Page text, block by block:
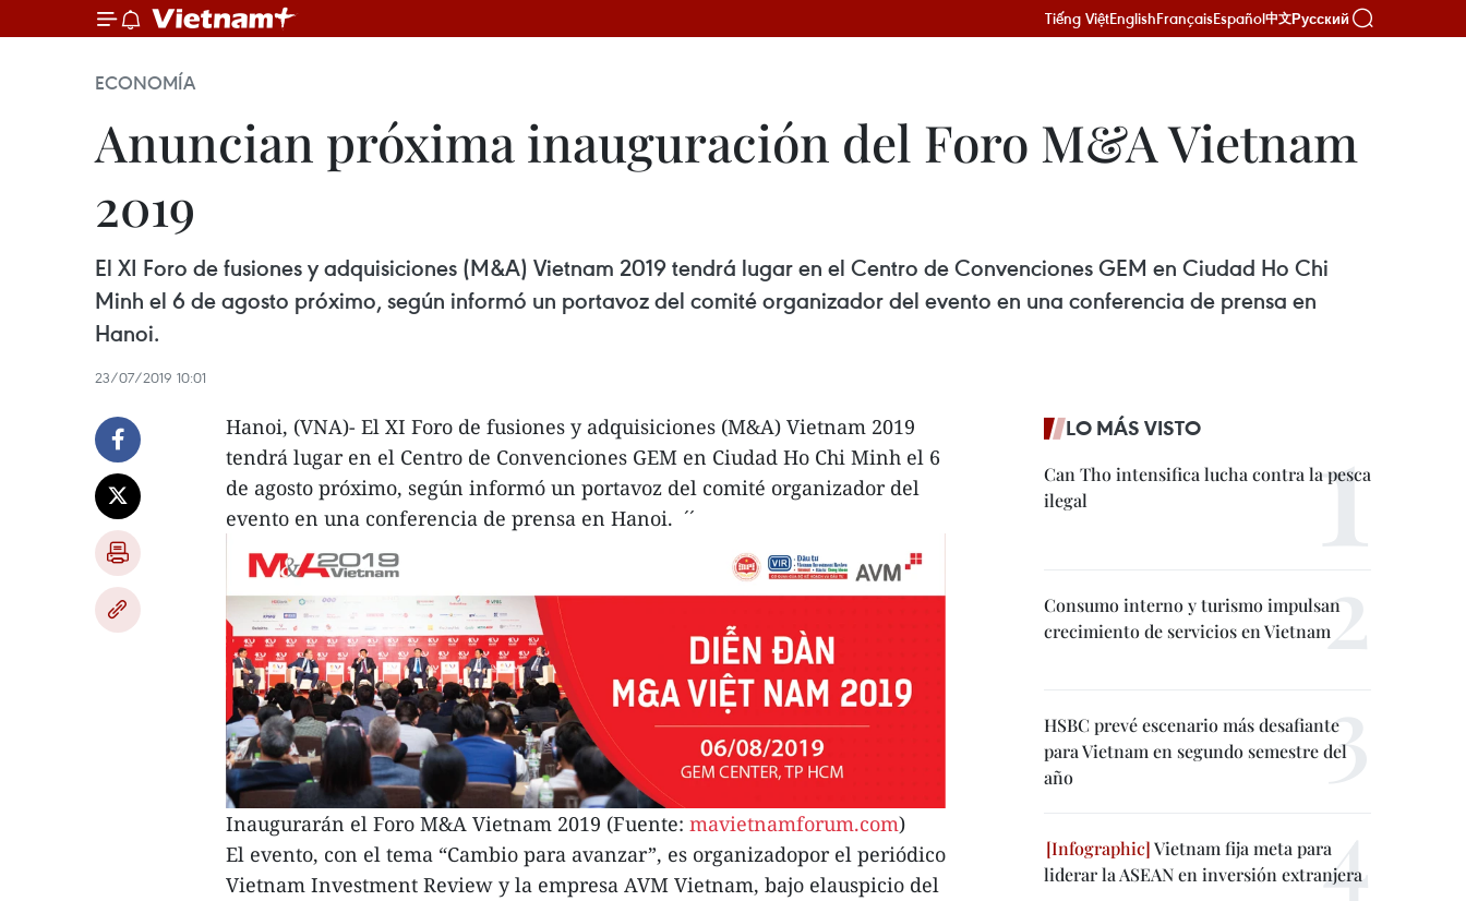
Tiếng ViệtEnglishFrançaisEspañol中文Русский
ECONOMÍA
Anuncian próxima inauguración del Foro M&A Vietnam
2019
El XI Foro de fusiones y adquisiciones (M&A) Vietnam 2019 tendrá lugar en el Centro de Convenciones GEM en Ciudad Ho Chi
Minh el 6 de agosto próximo, según informó un portavoz del comité organizador del evento en una conferencia de prensa en
Hanoi.
23/07/2019 10:01
Hanoi, (VNA)- El XI Foro de fusiones y adquisiciones (M&A) Vietnam 2019
tendrá lugar en el Centro de Convenciones GEM en Ciudad Ho Chi Minh el 6
de agosto próximo, según informó un portavoz del comité organizador del
evento en una conferencia de prensa en Hanoi. ´´
Inaugurarán el Foro M&A Vietnam 2019 (Fuente: mavietnamforum.com)
El evento, con el tema “Cambio para avanzar”, es organizadopor el periódico
Vietnam Investment Review y la empresa AVM Vietnam, bajo elauspicio del
LO MÁS VISTO
Can Tho intensifica lucha contra la pesca
ilegal
Consumo interno y turismo impulsan
crecimiento de servicios en Vietnam
HSBC prevé escenario más desafiante
para Vietnam en segundo semestre del
año
Vietnam fija meta para
liderar la ASEAN en inversión extranjera